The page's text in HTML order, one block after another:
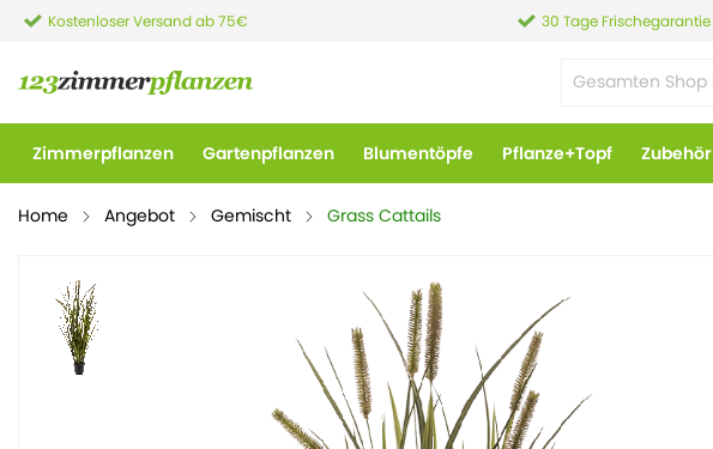
Kostenloser Versand ab 75€ 30 Tage Frischegarantie
Zimmerpflanzen Gartenpflanzen Blumentöpfe Pflanze+Topf Zubehör
Home Angebot Gemischt Grass Cattails